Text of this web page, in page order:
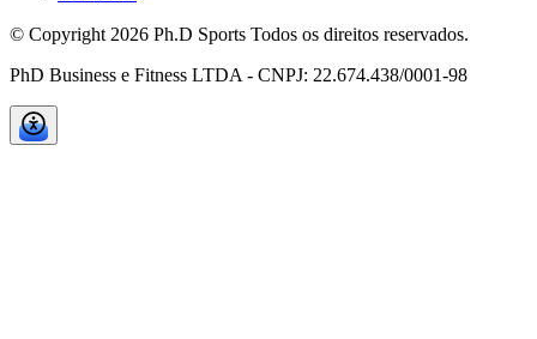
© Copyright 2026 Ph.D Sports Todos os direitos reservados.
PhD Business e Fitness LTDA - CNPJ: 22.674.438/0001-98